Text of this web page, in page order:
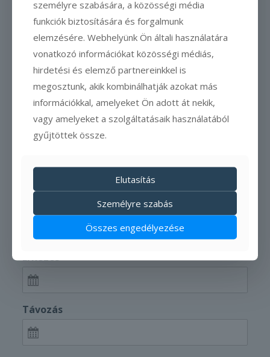
Az előleg átutalással, SZÉP-kártyás
előlegfizetéssel is lehetséges
Foglalás küldése
Szabad időpontok
keresése
Érkezés
Távozás
személyre szabására, a közösségi média
funkciók biztosítására és forgalmunk
elemzésére. Webhelyünk Ön általi használatára
vonatkozó információkat közösségi médiás,
hirdetési és elemző partnereinkkel is
megosztunk, akik kombinálhatják azokat más
információkkal, amelyeket Ön adott át nekik,
vagy amelyeket a szolgáltatásaik használatából
gyűjtöttek össze.
Elutasítás
Személyre szabás
Összes engedélyezése